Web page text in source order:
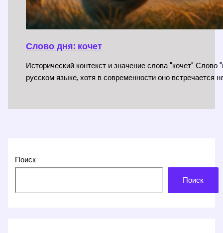
Слово дня: кочет
Исторический контекст и значение слова "кочет"
русском языке, хотя в современности оно встречается
Поиск
Поиск